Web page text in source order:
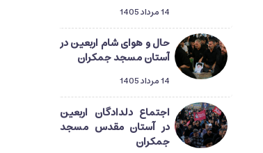
14 مرداد 1405
حال و هوای شام اربعین در
آستان مسجد جمکران
14 مرداد 1405
اجتماع دلدادگان اربعین
در آستان مقدس مسجد
جمکران